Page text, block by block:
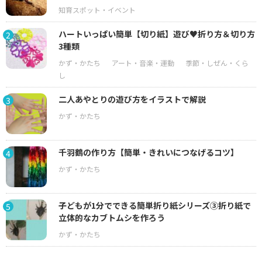
2
ハートいっぱい簡単【切り紙】遊び♥折り方＆切り方
3種類
3 二人あやとりの遊び方をイラストで解説
4 千羽鶴の作り方【簡単・きれいにつなげるコツ】
5
子どもが1分でできる簡単折り紙シリーズ③折り紙で
立体的なカブトムシを作ろう